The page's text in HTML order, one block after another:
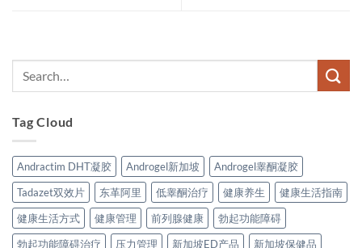
Tag Cloud
Andractim DHT凝胶 Androgel新加坡
Androgel睾酮凝胶
Tadazet双效片
东革阿里 低睾酮治疗 健康养生
健康生活指南
健康生活方式
健康管理 前列腺健康
勃起功能障碍
勃起功能障碍治疗
压力管理 新加坡ED产品
新加坡保健品